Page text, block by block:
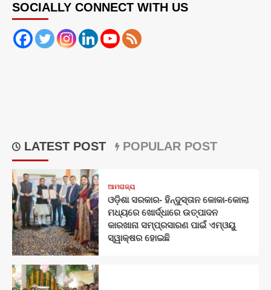
SOCIALLY CONNECT WITH US
LATEST POST POPULAR POST
ଆମରାଜ୍ୟ
ଓଡ଼ିଶା ସରକାର- ହିନ୍ଦୁସ୍ତାନ କୋକା-କୋଲା
ମଧ୍ୟରେ ଖୋର୍ଦ୍ଧାରେ ଉତ୍ପାଦନ
କାରଖାନା ସମ୍ପ୍ରସାରଣ ପାଇଁ ଏମ୍‌ଓୟୁ
ସ୍ୱାକ୍ଷର ହୋଇଛି